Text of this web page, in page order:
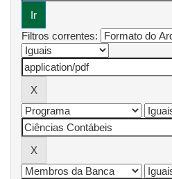
Filtros correntes: